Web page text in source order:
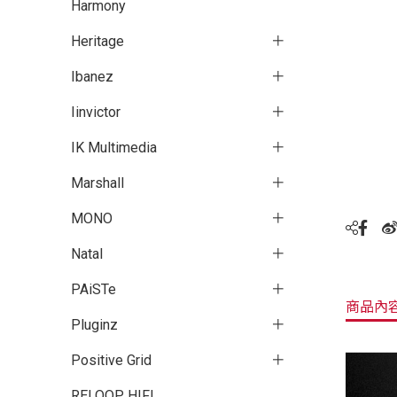
Harmony
Heritage
Ibanez
Iinvictor
IK Multimedia
Marshall
MONO
Natal
PAiSTe
Pluginz
Positive Grid
商品內